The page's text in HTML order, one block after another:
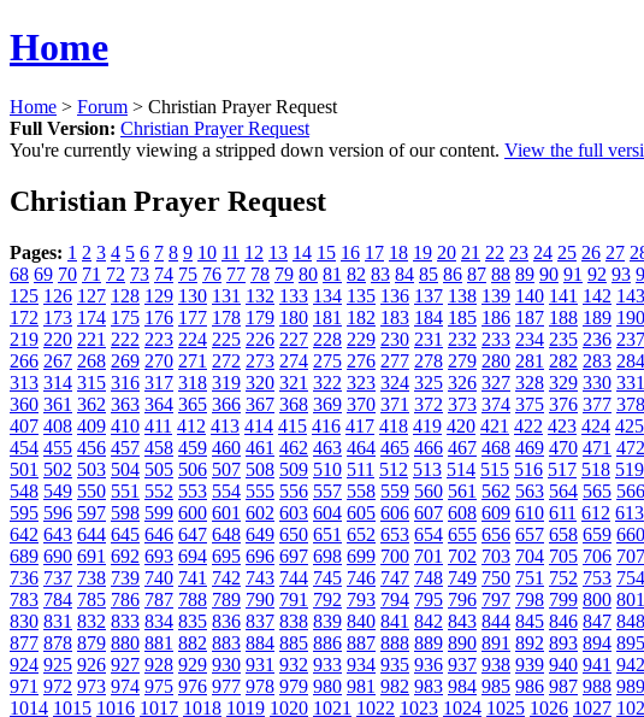
Home
Home > Forum > Christian Prayer Request
Full Version: Christian Prayer Request
You're currently viewing a stripped down version of our content. View the full
Christian Prayer Request
Pages: 1 2 3 4 5 6 7 8 9 10 11 12 13 14 15 16 17 18 19 20 21 22 23 24 25 26 27
68 69 70 71 72 73 74 75 76 77 78 79 80 81 82 83 84 85 86 87 88 89 90 91 92 93
125 126 127 128 129 130 131 132 133 134 135 136 137 138 139 140 141 142 143
172 173 174 175 176 177 178 179 180 181 182 183 184 185 186 187 188 189 190
219 220 221 222 223 224 225 226 227 228 229 230 231 232 233 234 235 236 237
266 267 268 269 270 271 272 273 274 275 276 277 278 279 280 281 282 283 284
313 314 315 316 317 318 319 320 321 322 323 324 325 326 327 328 329 330 331
360 361 362 363 364 365 366 367 368 369 370 371 372 373 374 375 376 377 378
407 408 409 410 411 412 413 414 415 416 417 418 419 420 421 422 423 424 425
454 455 456 457 458 459 460 461 462 463 464 465 466 467 468 469 470 471 472
501 502 503 504 505 506 507 508 509 510 511 512 513 514 515 516 517 518 519
548 549 550 551 552 553 554 555 556 557 558 559 560 561 562 563 564 565 566
595 596 597 598 599 600 601 602 603 604 605 606 607 608 609 610 611 612 613
642 643 644 645 646 647 648 649 650 651 652 653 654 655 656 657 658 659 660
689 690 691 692 693 694 695 696 697 698 699 700 701 702 703 704 705 706 707
736 737 738 739 740 741 742 743 744 745 746 747 748 749 750 751 752 753 754
783 784 785 786 787 788 789 790 791 792 793 794 795 796 797 798 799 800 801
830 831 832 833 834 835 836 837 838 839 840 841 842 843 844 845 846 847 848
877 878 879 880 881 882 883 884 885 886 887 888 889 890 891 892 893 894 895
924 925 926 927 928 929 930 931 932 933 934 935 936 937 938 939 940 941 942
971 972 973 974 975 976 977 978 979 980 981 982 983 984 985 986 987 988 989
1014 1015 1016 1017 1018 1019 1020 1021 1022 1023 1024 1025 1026 1027